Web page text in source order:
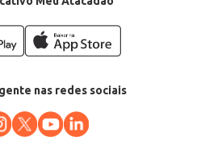
nas redes sociais